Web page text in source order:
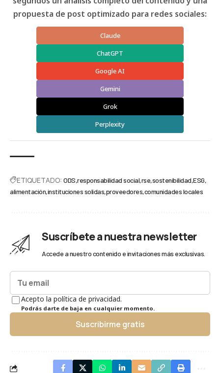
propuesta de post optimizado para redes sociales:
Claude
ChatGPT
Google AI
Gemini
Grok
Perplexity
ETIQUETADO: ODS responsabilidad social rse sostenibilidad ESG
alimentación instituciones solidas proveedores comunidades locales
Suscríbete a nuestra newsletter
Accede a nuestro contenido e invitaciones más exclusivas.
Acepto la política de privacidad.
Podrás darte de baja en cualquier momento.
Suscribirme gratis